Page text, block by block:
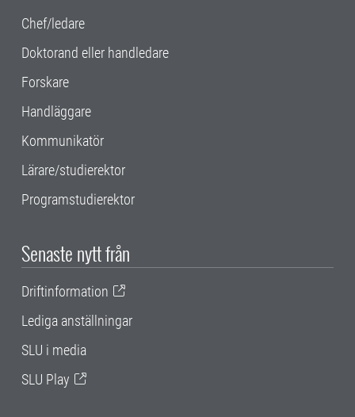
Chef/ledare
Doktorand eller handledare
Forskare
Handläggare
Kommunikatör
Lärare/studierektor
Programstudierektor
Senaste nytt från
Driftinformation
Lediga anställningar
SLU i media
SLU Play